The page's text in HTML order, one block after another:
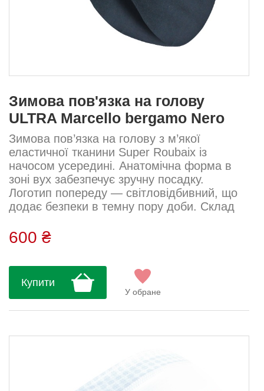
Зимова пов'язка на голову
ULTRA Marcello bergamo Nero
Зимова пов’язка на голову з м’якої
еластичної тканини Super Roubaix із
начосом усередині. Анатомічна форма в
зоні вух забезпечує зручну посадку.
Логотип попереду — світловідбивний, що
додає безпеки в темну пору доби. Склад
600 ₴
Купити
У обране